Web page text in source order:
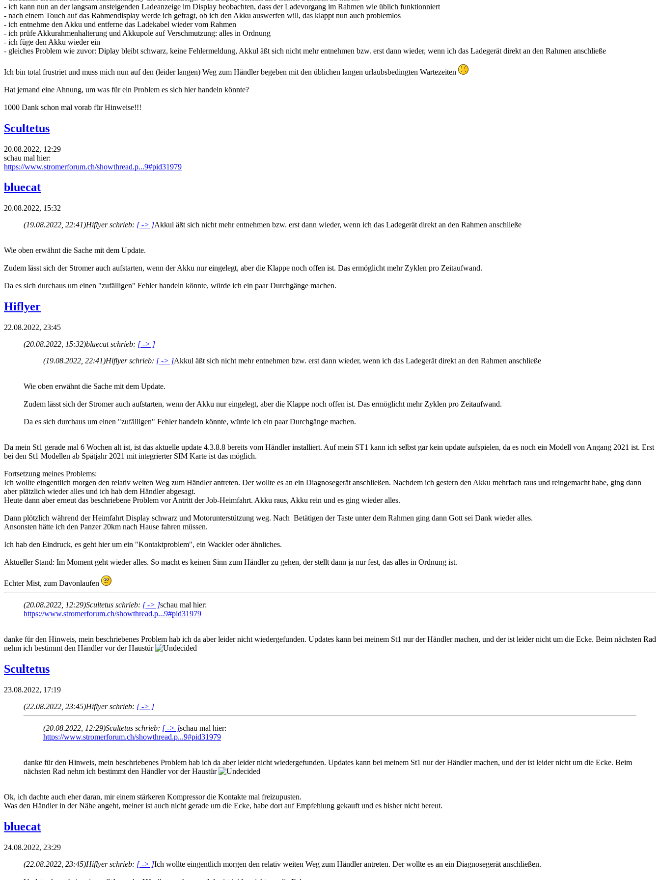
- ich kann nun an der langsam ansteigenden Ladeanzeige im Display beobachten, dass der Ladevorgang im Rahmen wie üblich funktionniert
- nach einem Touch auf das Rahmendisplay werde ich gefragt, ob ich den Akku auswerfen will, das klappt nun auch problemlos
- ich entnehme den Akku und entferne das Ladekabel wieder vom Rahmen
- ich prüfe Akkurahmenhalterung und Akkupole auf Verschmutzung: alles in Ordnung
- ich füge den Akku wieder ein
- gleiches Problem wie zuvor: Diplay bleibt schwarz, keine Fehlermeldung, Akkul äßt sich nicht mehr entnehmen bzw. erst dann wieder, wenn ich das Ladegerät direkt an den Rahmen anschließe
Ich bin total frustriet und muss mich nun auf den (leider langen) Weg zum Händler begeben mit den üblichen langen urlaubsbedingten Wartezeiten
Hat jemand eine Ahnung, um was für ein Problem es sich hier handeln könnte?
1000 Dank schon mal vorab für Hinweise!!!
Scultetus
20.08.2022, 12:29
schau mal hier:
https://www.stromerforum.ch/showthread.p...9#pid31979
bluecat
20.08.2022, 15:32
(19.08.2022, 22:41)Hiflyer schrieb: [ -> ]Akkul äßt sich nicht mehr entnehmen bzw. erst dann wieder, wenn ich das Ladegerät direkt an den Rahmen anschließe
Wie oben erwähnt die Sache mit dem Update.
Zudem lässt sich der Stromer auch aufstarten, wenn der Akku nur eingelegt, aber die Klappe noch offen ist. Das ermöglicht mehr Zyklen pro Zeitaufwand.
Da es sich durchaus um einen "zufälligen" Fehler handeln könnte, würde ich ein paar Durchgänge machen.
Hiflyer
22.08.2022, 23:45
(20.08.2022, 15:32)bluecat schrieb: [ -> ]
(19.08.2022, 22:41)Hiflyer schrieb: [ -> ]Akkul äßt sich nicht mehr entnehmen bzw. erst dann wieder, wenn ich das Ladegerät direkt an den Rahmen anschließe
Wie oben erwähnt die Sache mit dem Update.
Zudem lässt sich der Stromer auch aufstarten, wenn der Akku nur eingelegt, aber die Klappe noch offen ist. Das ermöglicht mehr Zyklen pro Zeitaufwand.
Da es sich durchaus um einen "zufälligen" Fehler handeln könnte, würde ich ein paar Durchgänge machen.
Da mein St1 gerade mal 6 Wochen alt ist, ist das aktuelle update 4.3.8.8 bereits vom Händler installiert. Auf mein ST1 kann ich selbst gar kein update aufspielen, da es noch ein Modell von Angang 2021 ist. Erst
bei den St1 Modellen ab Spätjahr 2021 mit integrierter SIM Karte ist das möglich.
Fortsetzung meines Problems:
Ich wollte eingentlich morgen den relativ weiten Weg zum Händler antreten. Der wollte es an ein Diagnosegerät anschließen. Nachdem ich gestern den Akku mehrfach raus und reingemacht habe, ging dann
aber plätzlich wieder alles und ich hab dem Händler abgesagt.
Heute dann aber erneut das beschriebene Problem vor Antritt der Job-Heimfahrt. Akku raus, Akku rein und es ging wieder alles.
Dann plötzlich während der Heimfahrt Display schwarz und Motorunterstützung weg. Nach Betätigen der Taste unter dem Rahmen ging dann Gott sei Dank wieder alles.
Ansonsten hätte ich den Panzer 20km nach Hause fahren müssen.
Ich hab den Eindruck, es geht hier um ein "Kontaktproblem", ein Wackler oder ähnliches.
Aktueller Stand: Im Moment geht wieder alles. So macht es keinen Sinn zum Händler zu gehen, der stellt dann ja nur fest, das alles in Ordnung ist.
Echter Mist, zum Davonlaufen
(20.08.2022, 12:29)Scultetus schrieb: [ -> ]schau mal hier:
https://www.stromerforum.ch/showthread.p...9#pid31979
danke für den Hinweis, mein beschriebenes Problem hab ich da aber leider nicht wiedergefunden. Updates kann bei meinem St1 nur der Händler machen, und der ist leider nicht um die Ecke. Beim nächsten Rad
nehm ich bestimmt den Händler vor der Haustür
Scultetus
23.08.2022, 17:19
(22.08.2022, 23:45)Hiflyer schrieb: [ -> ]
(20.08.2022, 12:29)Scultetus schrieb: [ -> ]schau mal hier:
https://www.stromerforum.ch/showthread.p...9#pid31979
danke für den Hinweis, mein beschriebenes Problem hab ich da aber leider nicht wiedergefunden. Updates kann bei meinem St1 nur der Händler machen, und der ist leider nicht um die Ecke. Beim
nächsten Rad nehm ich bestimmt den Händler vor der Haustür
Ok, ich dachte auch eher daran, mir einem stärkeren Kompressor die Kontakte mal freizupusten.
Was den Händler in der Nähe angeht, meiner ist auch nicht gerade um die Ecke, habe dort auf Empfehlung gekauft und es bisher nicht bereut.
bluecat
24.08.2022, 23:29
(22.08.2022, 23:45)Hiflyer schrieb: [ -> ]Ich wollte eingentlich morgen den relativ weiten Weg zum Händler antreten. Der wollte es an ein Diagnosegerät anschließen.